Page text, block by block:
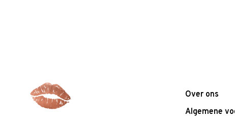
Over ons
Algemene